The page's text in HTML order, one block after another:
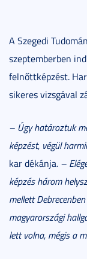
A Szegedi
szeptemberben
felnőttképzést.
sikeres vizsgával
– Úgy határoztuk
képzést, végül
kar dékánja. –
képzés három
mellett
magyarországi
lett volna, mégis a